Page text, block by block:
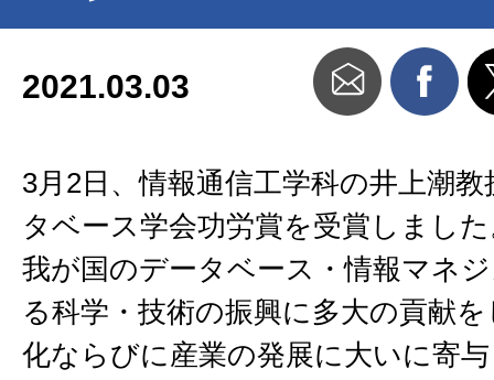
2021.03.03
3月2日、情報通信工学科の井上潮
タベース学会功労賞を受賞しまし
我が国のデータベース・情報マネ
る科学・技術の振興に多大の貢献
化ならびに産業の発展に大いに寄